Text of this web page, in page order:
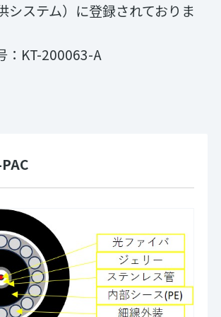
システム）に登録されておりま
：KT-200063-A